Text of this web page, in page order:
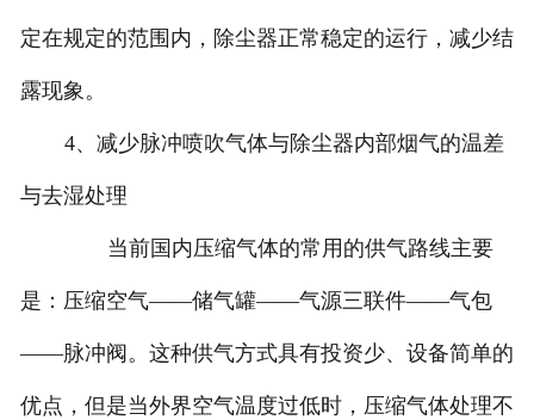
定在规定的范围内，除尘器正常稳定的运行，减少结
露现象。
4、减少脉冲喷吹气体与除尘器内部烟气的温差
与去湿处理
当前国内压缩气体的常用的供气路线主要
是：压缩空气——储气罐——气源三联件——气包
——脉冲阀。这种供气方式具有投资少、设备简单的
优点，但是当外界空气温度过低时，压缩气体处理不